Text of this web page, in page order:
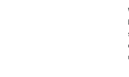
SCHRIJF JE IN VOOR ONZE